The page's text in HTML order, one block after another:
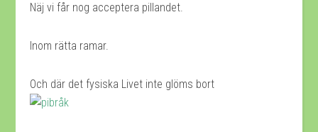
Näj vi får nog acceptera pillandet.
Inom rätta ramar.
Och där det fysiska Livet inte glöms bort